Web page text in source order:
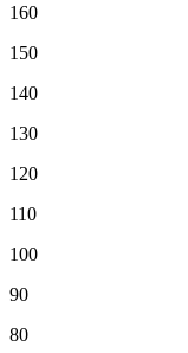
160
150
140
130
120
110
100
90
80